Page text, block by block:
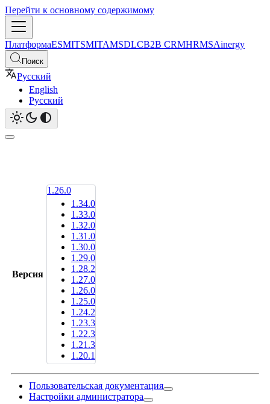
Перейти к основному содержимому
ПлатформаESMITSMITAMSDLCB2B CRMHRMSAinergy
Поиск
Русский
English
Русский
Версия
1.26.0
1.34.0
1.33.0
1.32.0
1.31.0
1.30.0
1.29.0
1.28.2
1.27.0
1.26.0
1.25.0
1.24.2
1.23.3
1.22.3
1.21.3
1.20.1
Пользовательская документация
Настройки администратора